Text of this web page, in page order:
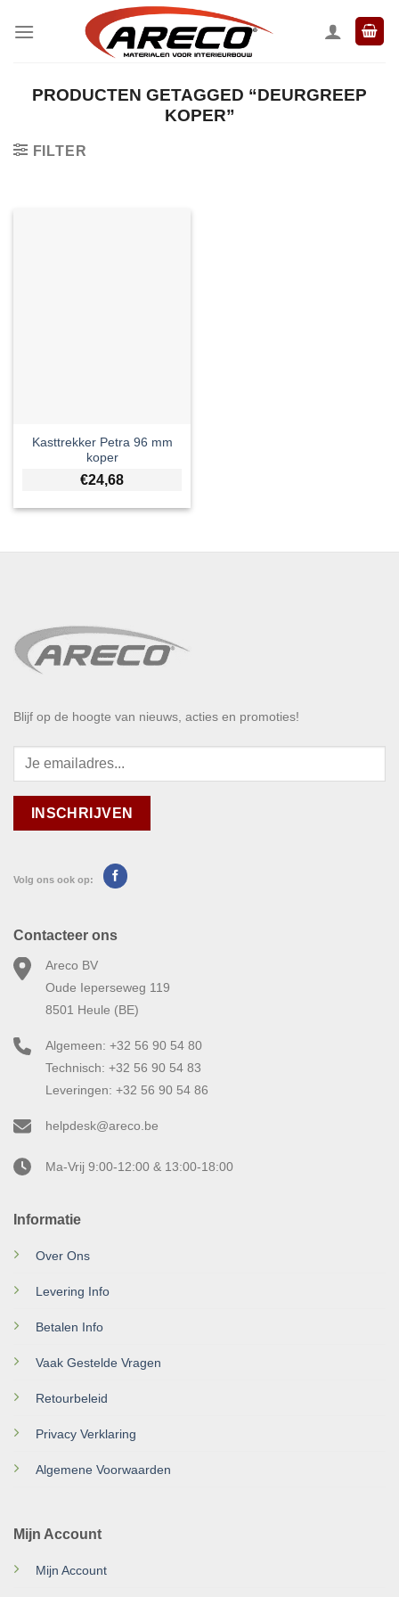
naar
PRODUCTEN GETAGGED “DEURGREEP
KOPER”
FILTER
Kasttrekker Petra 96 mm
koper
€24,68
Blijf op de hoogte van nieuws, acties en promoties!
Volg ons ook op:
Informatie
Over Ons
Levering Info
Betalen Info
Vaak Gestelde Vragen
Retourbeleid
Privacy Verklaring
Algemene Voorwaarden
Mijn Account
Mijn Account
Contacteer ons
Areco BV
Oude Ieperseweg 119
8501 Heule (BE)
Algemeen: +32 56 90 54 80
Technisch: +32 56 90 54 83
Leveringen: +32 56 90 54 86
helpdesk@areco.be
Ma-Vrij 9:00-12:00 & 13:00-18:00